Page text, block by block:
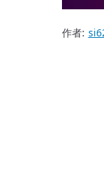
作者: